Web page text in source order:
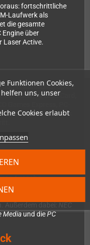
Funktionen Cookies,
uns, unser
Cookies erlaubt
fortschrittliche
Laufwerk als
die gesamte
Engine über
Laser Active.
Spiele
ROM², Arcade Card,
Games Express, PC-
bewertet. Mehr als
Ausgabe
Media und diePC